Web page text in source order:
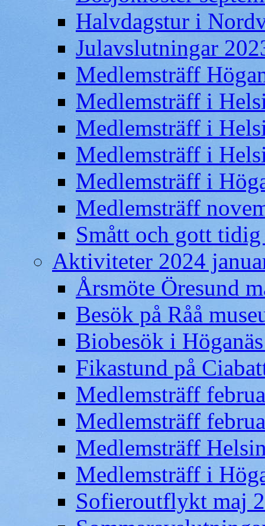
Halvdagstur i
Julavslutningar
Medlemsträff
Medlemsträff i
Medlemsträff i
Medlemsträff i
Medlemsträff i
Medlemsträff
Smått och gott
Aktiviteter 2024
Årsmöte Öresund
Besök på Råå
Biobesök i
Fikastund på
Medlemsträff
Medlemsträff
Medlemsträff
Medlemsträff i
Sofieroutflykt maj